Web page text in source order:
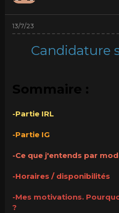
u
s
13/7/23
Candidature
Sommaire :
-Partie IRL
-Partie IG
-Ce que j'entends par
-Horaires / disponibilités
-Mes motivations.
?